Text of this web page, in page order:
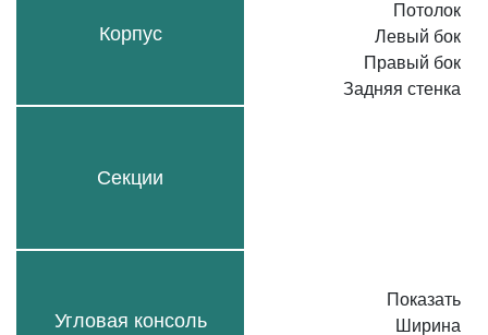
Корпус
Секции
Угловая консоль
Потолок
Левый бок
Правый бок
Задняя стенка
Показать
Ширина